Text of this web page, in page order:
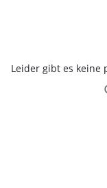
Leider gibt es keine